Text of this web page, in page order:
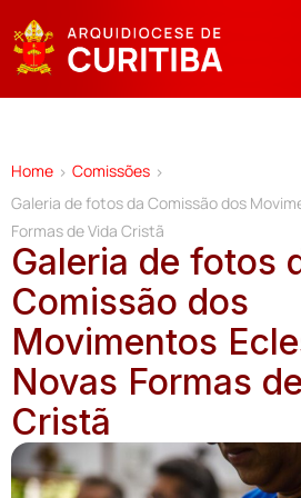
Home > Comissões >
Galeria de fotos da Comissão dos
Formas de Vida Cristã
Galeria de fotos
Comissão dos
Movimentos
Novas Formas
Cristã